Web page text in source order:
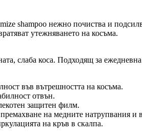
shampoo нежно почиства и
утежняването на косъма.
слаба коса. Подходящ за
във вътрешността на косъма.
отвън.
защитен филм.
на медните натрупвания и
на кръв в скалпа.